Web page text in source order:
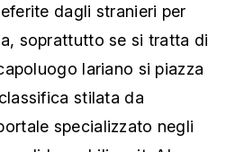
dagli stranieri per
soprattutto se si tratta di
lariano si piazza
stilata da
specializzato negli